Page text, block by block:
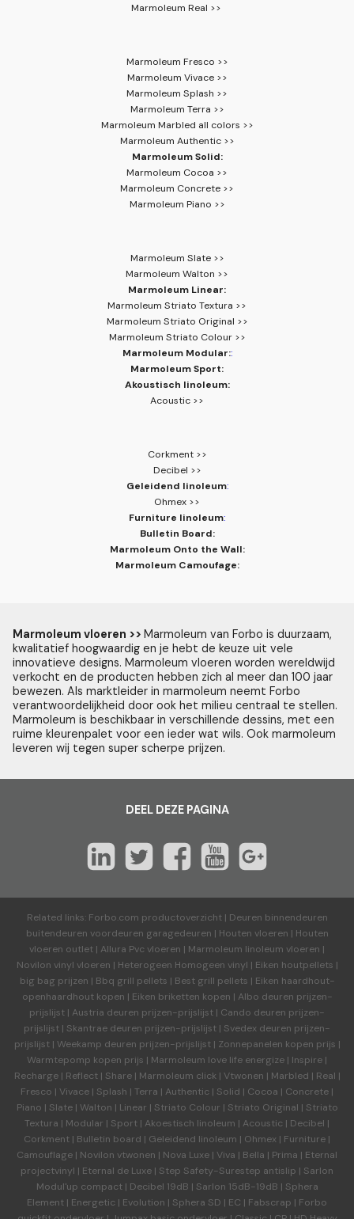
Marmoleum Real >>
Marmoleum Fresco >>
Marmoleum Vivace >>
Marmoleum Splash >>
Marmoleum Terra >>
Marmoleum Marbled all colors >>
Marmoleum Authentic >>
Marmoleum Solid:
Marmoleum Cocoa >>
Marmoleum Concrete >>
Marmoleum Piano >>
Marmoleum Slate >>
Marmoleum Walton >>
Marmoleum Linear:
Marmoleum Striato Textura >>
Marmoleum Striato Original >>
Marmoleum Striato Colour >>
Marmoleum Modular::
Marmoleum Sport:
Akoustisch linoleum:
Acoustic >>
Corkment >>
Decibel >>
Geleidend linoleum:
Ohmex >>
Furniture linoleum:
Bulletin Board:
Marmoleum Onto the Wall:
Marmoleum Camoufage:
Marmoleum vloeren >> Marmoleum van Forbo is duurzaam,
kwalitatief hoogwaardig en je hebt de keuze uit vele
innovatieve designs. Marmoleum vloeren worden wereldwijd
verkocht en de producten hebben zich al meer dan 100 jaar
bewezen. Als marktleider in marmoleum neemt Forbo
verantwoordelijkheid door ook het milieu centraal te stellen.
Marmoleum is beschikbaar in verschillende dessins, met een
ruime kleurenpalet voor een ieder wat wils. Ook marmoleum
leveren wij tegen super scherpe prijzen.
DEEL DEZE PAGINA
Related links: Forbo.com productoverzicht| Deuren binnendeuren
buitendeuren voordeuren garagedeuren | Houten vloeren | Houten
vloeren outlet | Allura Pvc vloeren | Marmoleum linoleum vloeren |
Novilon vinyl vloeren | Heterogeen Homogeen vinyl | Eiken houtpellets |
big bag prijzen | Bbq grill pellets | Best grill pellets | Eiken haardhout-
openhaardhout kopen | Eiken briketten kopen | Albo deuren prijzen-
prijslijst | Austria deuren prijzen-prijslijst | Cando deuren prijzen-
prijslijst | Skantrae deuren prijzen-prijslijst | Svedex deuren prijzen-
prijslijst| Weekamp deuren prijzen-prijslijst| Zonnepanelen kopen prijs |
Warmtepomp kopen prijs | Marmoleum love life energize | Inspire |
Recharge| Reflect| Share| Marmoleum click| Vtwonen | Marbled | Real |
Fresco | Vivace | Splash | Terra | Authentic | Solid | Cocoa | Concrete |
Piano | Slate| Walton | Linear | Striato Colour | Striato Original | Striato
Textura | Modular | Sport | Akoestisch linoleum | Acoustic | Decibel |
Corkment | Bulletin board | Geleidend linoleum | Ohmex | Furniture |
Camouflage | Novilon vtwonen | Nova Luxe | Viva | Bella | Prima | Eternal
projectvinyl | Eternal de Luxe | Step Safety-Surestep antislip | Sarlon
Modul'up compact| Decibel 19dB | Sarlon 15dB-19dB | Sphera
Element | Energetic | Evolution | Sphera SD | EC | Fabscrap | Forbo